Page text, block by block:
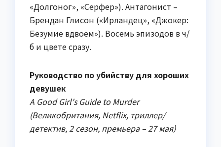
«Долгоног», «Серфер»). Антагонист –
Брендан Глисон («Ирландец», «Джокер:
Безумие вдвоём»). Восемь эпизодов в ч/
б и цвете сразу.
Руководство по убийству для хороших
девушек
A Good Girl's Guide to Murder
(Великобритания, Netflix, триллер/
детектив, 2 сезон, премьера – 27 мая)